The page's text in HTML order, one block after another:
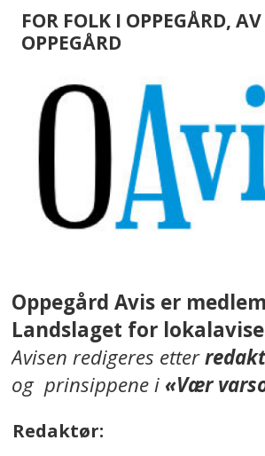
FOR FOLK I OPPEGÅRD,
OPPEGÅRD
Oppegård Avis er
Landslaget for
Avisen redigeres etter
og prinsippene i«Vær
Redaktør: